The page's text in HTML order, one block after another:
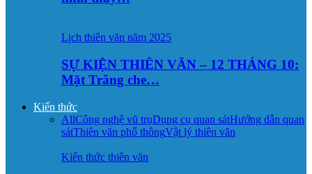
Lịch thiên văn năm 2025
SỰ KIỆN THIÊN VĂN – 12 THÁNG 10:
Mặt Trăng che…
Kiến thức
AllCông nghệ vũ trụDụng cụ quan sátHướng dẫn quan
sátThiên văn phổ thôngVật lý thiên văn
Kiến thức thiên văn